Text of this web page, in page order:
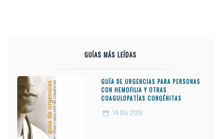
GUÍAS MÁS LEÍDAS
GUÍA DE URGENCIAS PARA PERSONAS
CON HEMOFILIA Y OTRAS
COAGULOPATÍAS CONGÉNITAS
14 Dic 2016